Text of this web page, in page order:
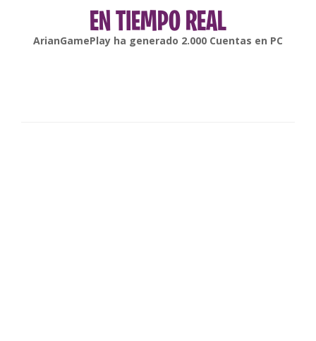
EN TIEMPO REAL
gonsabellaha generado6.000Cuentas enAndroid